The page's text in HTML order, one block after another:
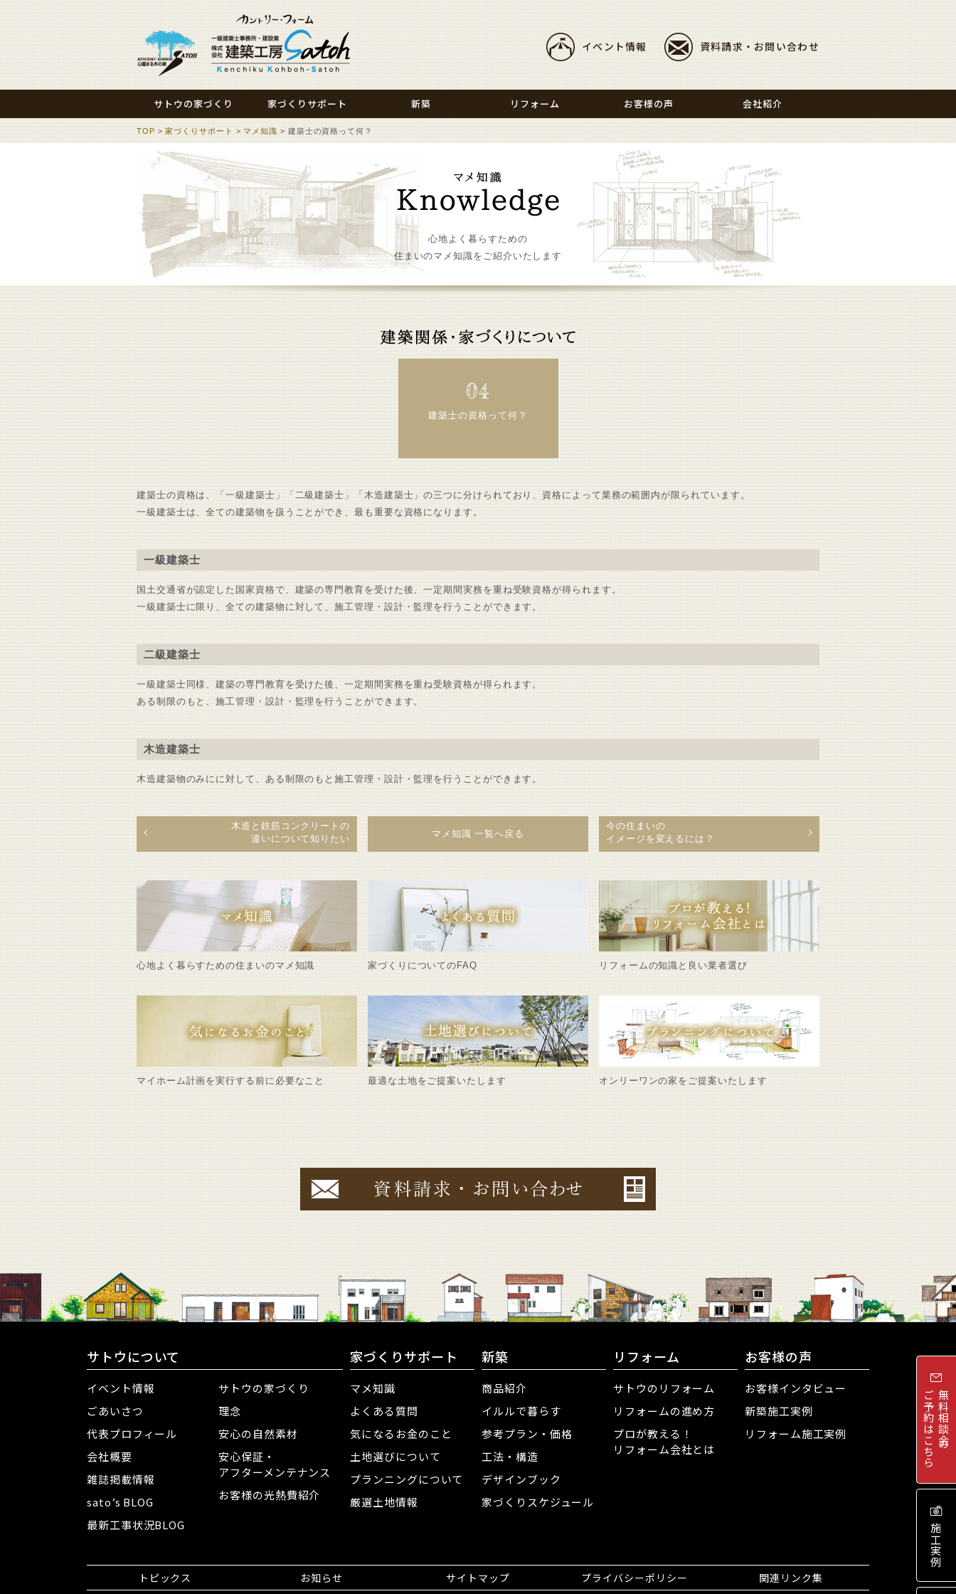
イベント情報 資料請求・お問い合わせ
サトウの家づくり 家づくりサポート 新築 リフォーム お客様の声 会社紹介
TOP >家づくりサポート > マメ知識 > 建築士の資格って何？
心地よく暮らすための
住まいのマメ知識をご紹介いたします
04
建築士の資格って何？
建築士の資格は、「一級建築士」「二級建築士」「木造建築士」の三つに分けられており、資格によって業務の範囲内が限られています。
一級建築士は、全ての建築物を扱うことができ、最も重要な資格になります。
一級建築士
国土交通省が認定した国家資格で、建築の専門教育を受けた後、一定期間実務を重ね受験資格が得られます。
一級建築士に限り、全ての建築物に対して、施工管理・設計・監理を行うことができます。
二級建築士
一級建築士同様、建築の専門教育を受けた後、一定期間実務を重ね受験資格が得られます。
ある制限のもと、施工管理・設計・監理を行うことができます。
木造建築士
木造建築物のみにに対して、ある制限のもと施工管理・設計・監理を行うことができます。
木造と鉄筋コンクリートの
違いについて知りたい
マメ知識 一覧へ戻る
今の住まいの
イメージを変えるには？
心地よく暮らすための住まいのマメ知識 家づくりについてのFAQ リフォームの知識と良い業者選び
マイホーム計画を実行する前に必要なこと 最適な土地をご提案いたします オンリーワンの家をご提案いたします
サトウについて
イベント情報
ごあいさつ
代表プロフィール
会社概要
雑誌掲載情報
sato’s BLOG
最新工事状況BLOG
サトウの家づくり
理念
安心の自然素材
安心保証・
アフターメンテナンス
お客様の光熱費紹介
家づくりサポート
マメ知識
よくある質問
気になるお金のこと
土地選びについて
プランニングについて
厳選土地情報
新築
商品紹介
イルルで暮らす
参考プラン・価格
工法・構造
デザインブック
家づくりスケジュール
リフォーム
サトウのリフォーム
リフォームの進め方
プロが教える！
リフォーム会社とは
お客様の声
お客様インタビュー
新築施工実例
リフォーム施工実例
トピックス お知らせ サイトマップ プライバシーポリシー 関連リンク集
無料相談会
の
ご予約はこちら
施工実例